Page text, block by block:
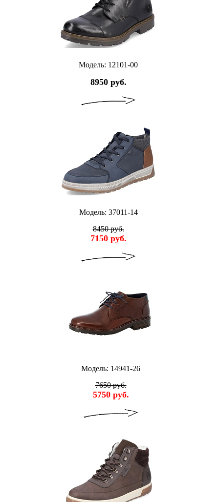
Модель: 12101-00
8950 руб.
Модель: 37011-14
8450 руб.
7150 руб.
Модель: 14941-26
7650 руб.
5750 руб.